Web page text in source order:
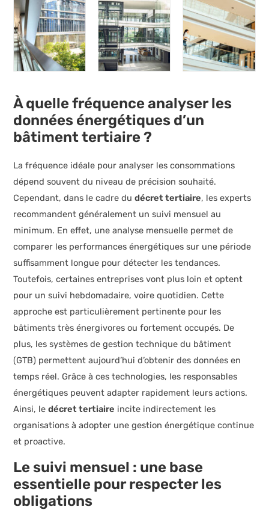
À quelle fréquence analyser les
données énergétiques d’un
bâtiment tertiaire ?
La fréquence idéale pour analyser les consommations
dépend souvent du niveau de précision souhaité.
Cependant, dans le cadre dudécret tertiaire, les experts
recommandent généralement un suivi mensuel au
minimum. En effet, une analyse mensuelle permet de
comparer les performances énergétiques sur une période
suffisamment longue pour détecter les tendances.
Toutefois, certaines entreprises vont plus loin et optent
pour un suivi hebdomadaire, voire quotidien. Cette
approche est particulièrement pertinente pour les
bâtiments très énergivores ou fortement occupés. De
plus, les systèmes de gestion technique du bâtiment
(GTB) permettent aujourd’hui d’obtenir des données en
temps réel. Grâce à ces technologies, les responsables
énergétiques peuvent adapter rapidement leurs actions.
Ainsi, ledécret tertiaire incite indirectement les
organisations à adopter une gestion énergétique continue
et proactive.
Le suivi mensuel : une base
essentielle pour respecter les
obligations